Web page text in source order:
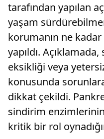
tarafından yapılan
yaşam
korumanın ne
yapıldı.
eksikliği veya
konusunda
dikkat çekildi.
sindirim
kritik bir rol